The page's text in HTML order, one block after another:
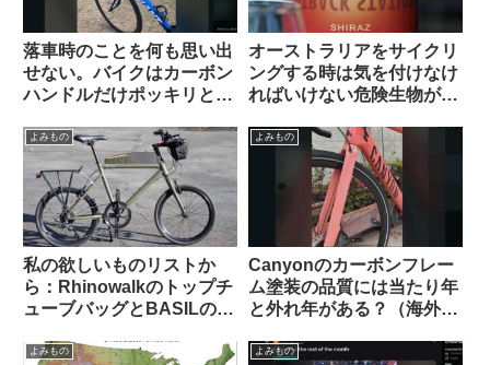
落車時のことを何も思い出
せない。バイクはカーボン
ハンドルだけポッキリと。
う？（海外掲示板から）
オーストラリアをサイクリ
ングする時は気を付けなけ
ればいけない危険生物がい
い】
よみもの
私の欲しいものリストか
ら：Rhinowalkのトップチ
ューブバッグとBASILのポ
ア
よみもの
Canyonのカーボンフレー
ム塗装の品質には当たり年
と外れ年がある？（海外掲
よみもの よみもの